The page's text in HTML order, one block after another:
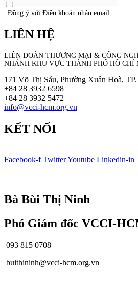
Đồng ý với Điều khoản nhận email
LIÊN HỆ
LIÊN ĐOÀN THƯƠNG MẠI & CÔNG
NHÁNH KHU VỰC THÀNH PHỐ HỒ CHÍ
171 Võ Thị Sáu, Phường Xuân Hoà,
+84 28 3932 6598
+84 28 3932 5472
info@vcci-hcm.org.vn
KẾT NỐI
Facebook-f TwitterYoutube Linkedin-in
Bà Bùi Thị Ninh
Phó Giám đốc VCCI-
093 815 0708
buithininh@vcci-hcm.org.vn